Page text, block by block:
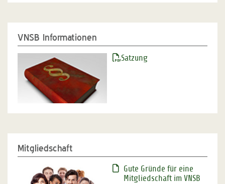
VNSB Informationen
Satzung
Mitgliedschaft
Gute Gründe für eine
Mitgliedschaft im VNSB